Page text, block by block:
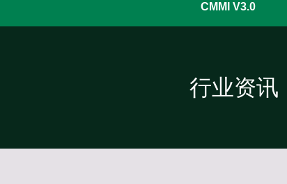
CMMI V3.0
行业资讯